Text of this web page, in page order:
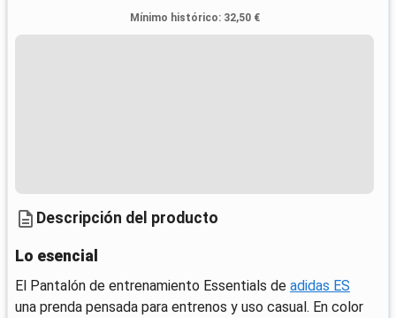
Mínimo histórico: 32,50 €
Descripción del producto
Lo esencial
El Pantalón de entrenamiento Essentials de adidas ES
una prenda pensada para entrenos y uso casual. En color